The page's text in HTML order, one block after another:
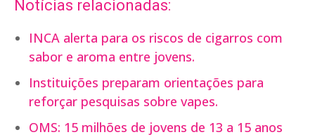
Notícias relacionadas:
INCA alerta para os riscos de cigarros com
sabor e aroma entre jovens.
Instituições preparam orientações para
reforçar pesquisas sobre vapes.
OMS: 15 milhões de jovens de 13 a 15 anos